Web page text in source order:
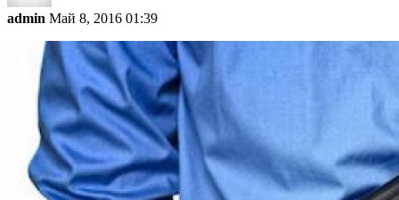
admin Май 8, 2016 01:39